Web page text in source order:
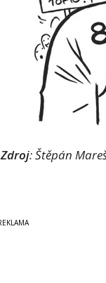
Zdroj: Štěpán